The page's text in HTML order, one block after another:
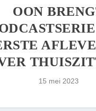
OON
15 mei 2023